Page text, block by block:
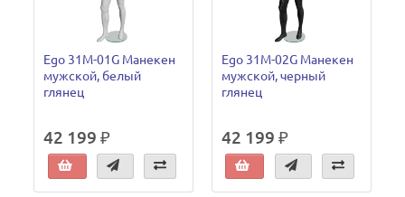
Ego 31M-01G Манекен
мужской, белый
глянец
42 199 ₽
Ego 31M-02G Манекен
мужской, черный
глянец
42 199 ₽